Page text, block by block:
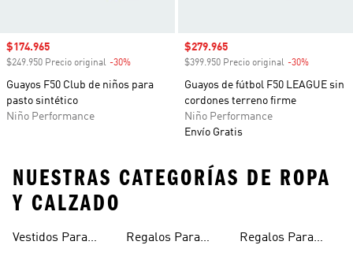
Precio de venta
$174.965
$249.950 Precio original -30%
Guayos F50 Club de niños para
pasto sintético
Niño Performance
Precio de venta
$279.965
$399.950 Precio original -30%
Guayos de fútbol F50 LEAGUE sin
cordones terreno firme
Niño Performance
Envío Gratis
NUESTRAS CATEGORÍAS DE ROPA
Y CALZADO
Vestidos Para
Regalos Para
Regalos Para